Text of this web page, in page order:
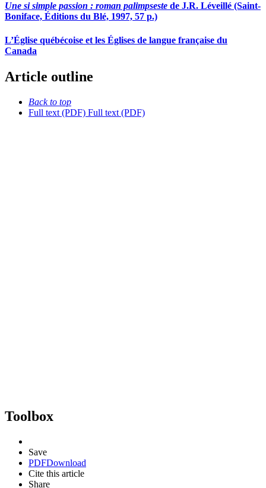
Une si simple passion : roman palimpseste de J.R. Léveillé (Saint-
Boniface, Éditions du Blé, 1997, 57 p.)
L’Église québécoise et les Églises de langue française du
Canada
Article outline
Back to top
Full text (PDF) Full text (PDF)
Toolbox
Save
PDFDownload
Cite this article
Share